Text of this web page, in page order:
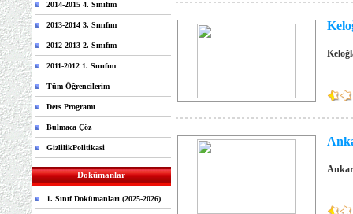
2014-2015 4. Sınıfım
2013-2014 3. Sınıfım
2012-2013 2. Sınıfım
2011-2012 1. Sınıfım
Tüm Öğrencilerim
Ders Programı
Bulmaca Çöz
GizlilikPolitikasi
Dokümanlar
1. Sınıf Dokümanları (2025-2026)